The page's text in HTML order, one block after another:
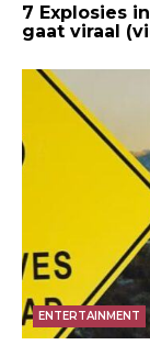
7 Explosies
gaat viraal
ENTERTAINMENT